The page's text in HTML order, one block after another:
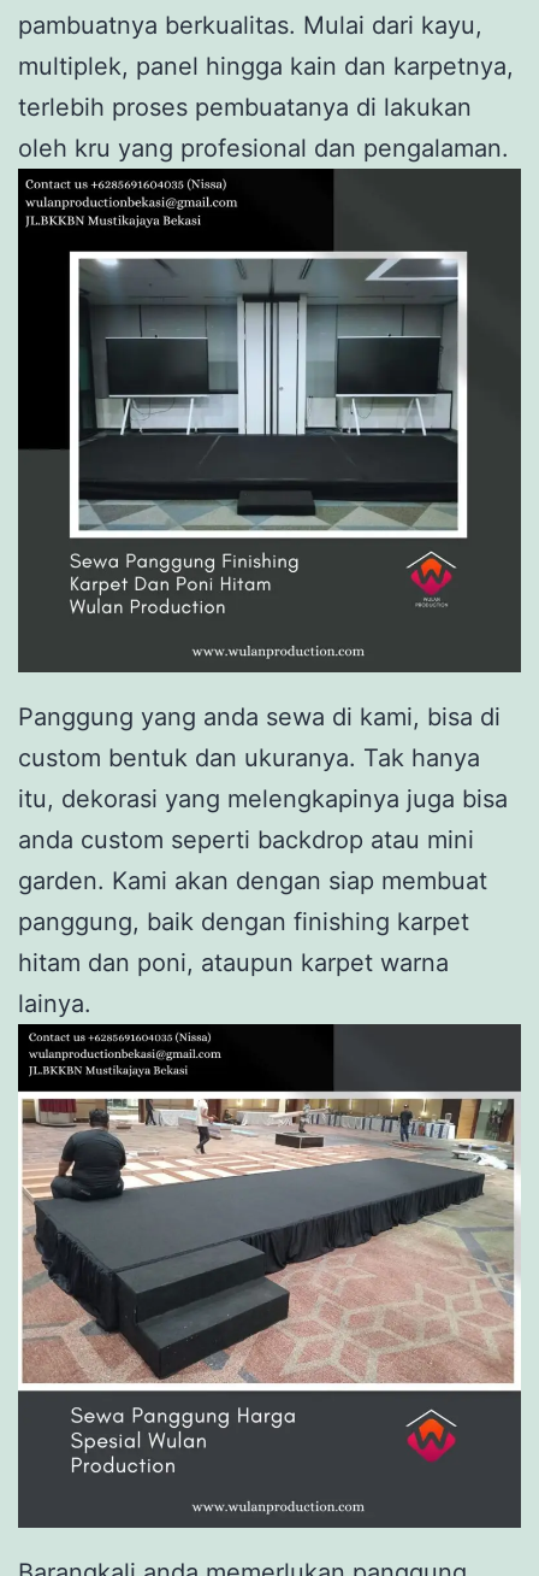
pambuatnya berkualitas. Mulai dari kayu,
multiplek, panel hingga kain dan karpetnya,
terlebih proses pembuatanya di lakukan
oleh kru yang profesional dan pengalaman.
Panggung yang anda sewa di kami, bisa di
custom bentuk dan ukuranya. Tak hanya
itu, dekorasi yang melengkapinya juga bisa
anda custom seperti backdrop atau mini
garden. Kami akan dengan siap membuat
panggung, baik dengan finishing karpet
hitam dan poni, ataupun karpet warna
lainya.